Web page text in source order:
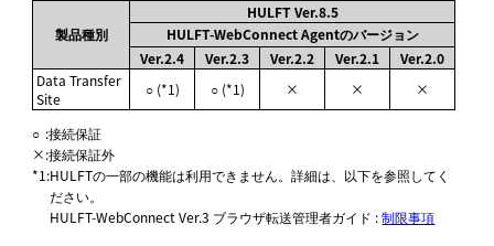
製品種別
HULFT Ver.8.5
HULFT-WebConnect Agentのバージョン
Ver.2.4
Ver.2.3 Ver.2.2 Ver.2.1
Ver.2.0
Data Transfer
Site
○ (*1) ○ (*1) × × ×
○ :接続保証
×:接続保証外
*1:HULFTの一部の機能は利用できません。詳細は、以下を参照してく
ださい。
HULFT-WebConnect Ver.3 ブラウザ転送管理者ガイド :制限事項